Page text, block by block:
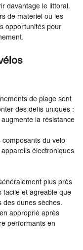
davantage le littoral.
de matériel ou les
opportunités pour
de plage sont
des défis uniques :
la résistance
composants du vélo
électroniques
plus près
facile et agréable que
des dunes sèches.
approprié après
performants en